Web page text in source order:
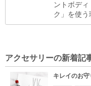
ントボディ
ク」を使う
アクセサリーの新着記
キレイのお守